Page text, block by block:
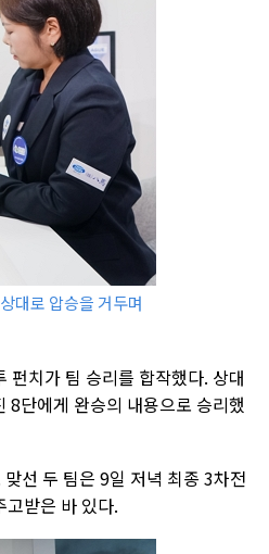
대로 압승을 거두며
치가 팀 승리를 합작했다. 상대
단에게 완승의 내용으로 승리했
선 두 팀은 9일 저녁 최종 3차전
받은 바 있다.